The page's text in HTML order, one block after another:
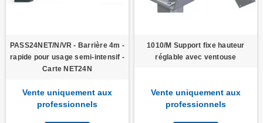
PASS24NET/N/VR - Barrière 4m -
rapide pour usage semi-intensif -
Carte NET24N
Vente uniquement aux
professionnels
1010/M Support fixe hauteur
réglable avec ventouse
Vente uniquement aux
professionnels